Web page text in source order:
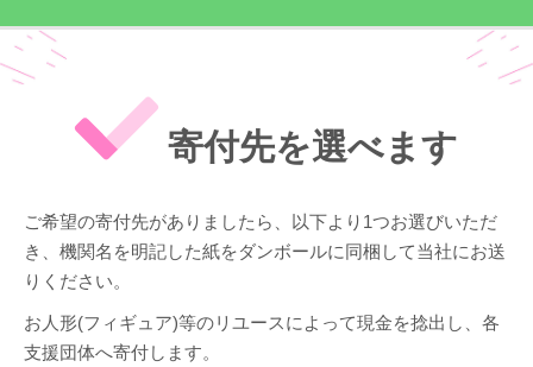
寄付先を選べます
ご希望の寄付先がありましたら、以下より1つお選びいただ
き、機関名を明記した紙をダンボールに同梱して当社にお送
りください。
お人形(フィギュア)等のリユースによって現金を捻出し、各
支援団体へ寄付します。